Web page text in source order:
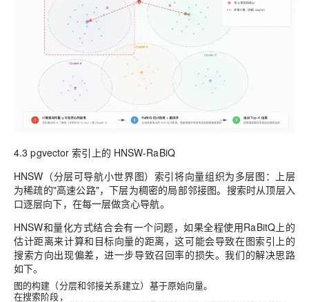
4.3 pgvector 索引上的 HNSW-RaBiQ
HNSW（分层可导航小世界图）索引将向量组织为多层图：上层
为稀疏的"高速公路"，下层为稠密的局部邻接图。搜索时从顶层入
口逐层向下，在每一层做贪心导航。
HNSW和量化方式结合会有一个问题，如果全程使用RaBitQ上的
估计距离来计算和目标向量的距离，这可能会导致在图索引上的
搜索方向出现偏差，进一步导致召回率的损失。我们的解决思路
如下。
图的构建（分层和邻接关系建立）基于原始向量。
在搜索阶段，